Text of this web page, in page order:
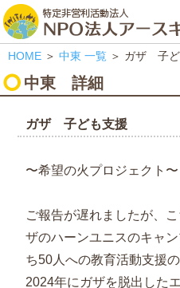
HOME ＞ 中東 一覧 ＞ ガザ 子
中東 詳細
ガザ 子ども支援
〜希望の火プロジェクト〜
ご報告が遅れましたが、
ザのハーンユニスのキャ
ち50人への教育活動支援の
2024年にガザを脱出した